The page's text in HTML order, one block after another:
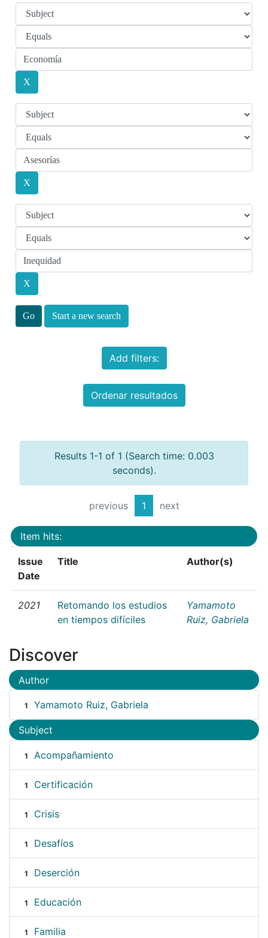
Start a new search
Add filters:
Ordenar resultados
Results 1-1 of 1 (Search time: 0.003
seconds).
previous 1 next
Item hits:
Issue
Date
Title Author(s)
2021
Retomando los estudios
en tiempos difíciles
Yamamoto
Ruiz, Gabriela
Discover
Author
1 Yamamoto Ruiz, Gabriela
Subject
1 Acompañamiento
1 Certificación
1 Crisis
1 Desafíos
1 Deserción
1 Educación
1 Familia